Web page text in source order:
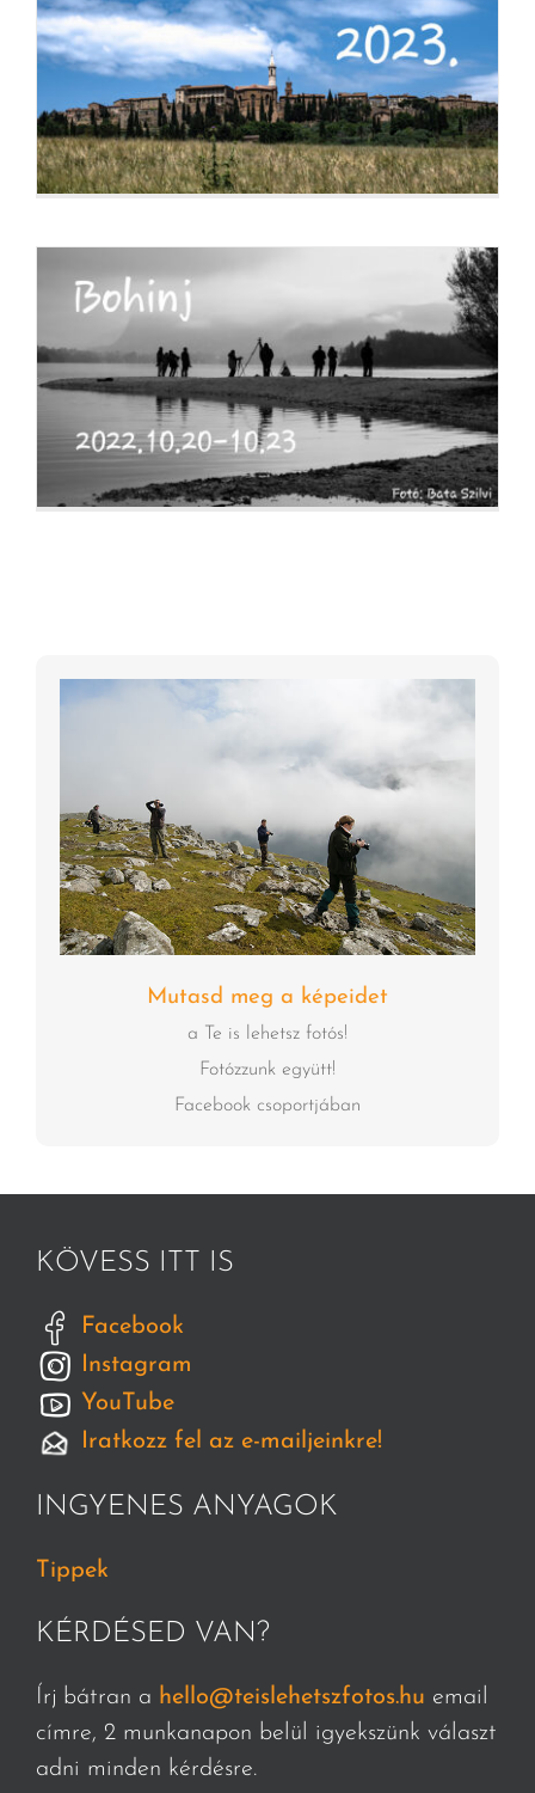
Mutasd meg a képeidet
a Te is lehetsz fotós!
Fotózzunk együtt!
Facebook csoportjában
KÖVESS ITT IS
Facebook
Instagram
YouTube
Iratkozz fel az e-mailjeinkre!
INGYENES ANYAGOK
Tippek
KÉRDÉSED VAN?
Írj bátran a hello@teislehetszfotos.hu email
címre, 2 munkanapon belül igyekszünk választ
adni minden kérdésre.